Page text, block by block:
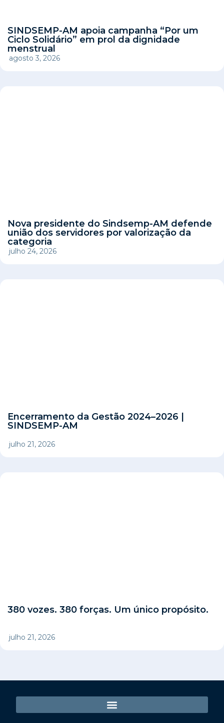
SINDSEMP-AM apoia campanha “Por um
Ciclo Solidário” em prol da dignidade
menstrual
agosto 3, 2026
Nova presidente do Sindsemp-AM defende
união dos servidores por valorização da
categoria
julho 24, 2026
Encerramento da Gestão 2024–2026 |
SINDSEMP-AM
julho 21, 2026
380 vozes. 380 forças. Um único propósito.
julho 21, 2026